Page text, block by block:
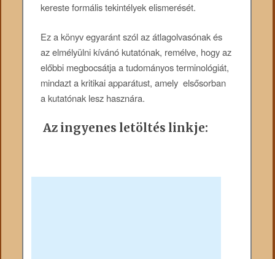
kereste formális tekintélyek elismerését.
Ez a könyv egyaránt szól az átlagolvasónak és
az elmélyülni kívánó kutatónak, remélve, hogy az
előbbi megbocsátja a tudományos terminológiát,
mindazt a kritikai apparátust, amely elsősorban
a kutatónak lesz hasznára.
Az ingyenes letöltés linkje: